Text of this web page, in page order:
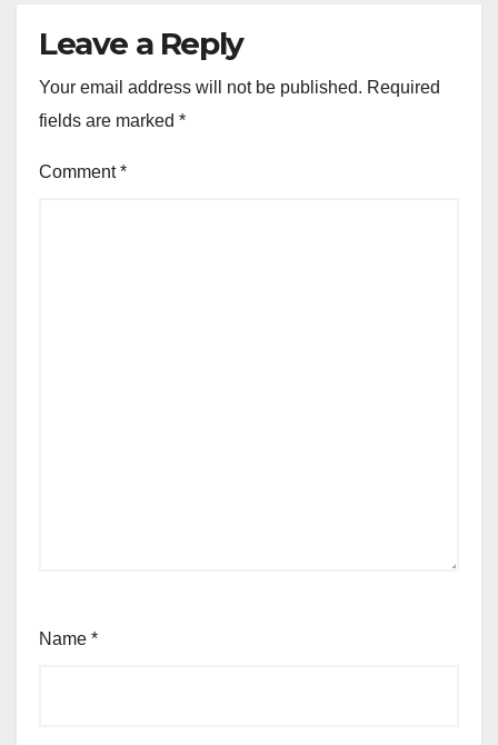
Leave a Reply
Your email address will not be published. Required
fields are marked *
Comment*
Name *